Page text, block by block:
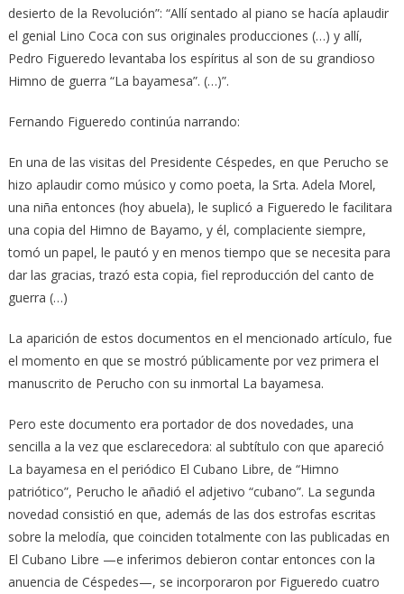
desierto de la Revolución”: “Allí sentado al piano se hacía aplaudir
el genial Lino Coca con sus originales producciones (…) y allí,
Pedro Figueredo levantaba los espíritus al son de su grandioso
Himno de guerra “La bayamesa”. (…)”.
Fernando Figueredo continúa narrando:
En una de las visitas del Presidente Céspedes, en que Perucho se
hizo aplaudir como músico y como poeta, la Srta. Adela Morel,
una niña entonces (hoy abuela), le suplicó a Figueredo le facilitara
una copia del Himno de Bayamo, y él, complaciente siempre,
tomó un papel, le pautó y en menos tiempo que se necesita para
dar las gracias, trazó esta copia, fiel reproducción del canto de
guerra (…)
La aparición de estos documentos en el mencionado artículo, fue
el momento en que se mostró públicamente por vez primera el
manuscrito de Perucho con su inmortal La bayamesa.
Pero este documento era portador de dos novedades, una
sencilla a la vez que esclarecedora: al subtítulo con que apareció
La bayamesa en el periódico El Cubano Libre, de “Himno
patriótico”, Perucho le añadió el adjetivo “cubano”. La segunda
novedad consistió en que, además de las dos estrofas escritas
sobre la melodía, que coinciden totalmente con las publicadas en
El Cubano Libre —e inferimos debieron contar entonces con la
anuencia de Céspedes—, se incorporaron por Figueredo cuatro